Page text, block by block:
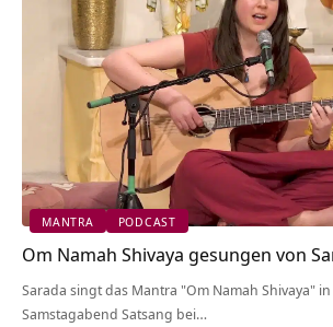
MANTRA PODCAST
Om Namah Shivaya gesungen von
Sarada singt das Mantra "Om Namah Shivaya"
Samstagabend Satsang bei…